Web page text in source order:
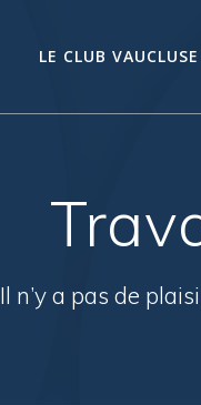
LE CLUB
n’y a pas de